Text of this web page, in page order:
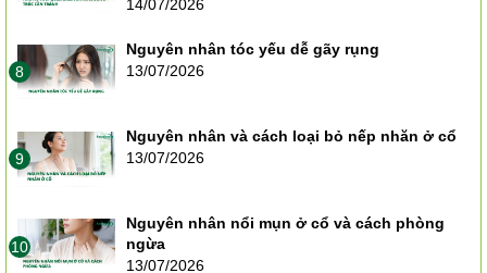
14/07/2026
8
Nguyên nhân tóc yếu dễ gãy rụng
13/07/2026
9
Nguyên nhân và cách loại bỏ nếp nhăn ở cổ
13/07/2026
10
Nguyên nhân nổi mụn ở cổ và cách phòng
ngừa
13/07/2026